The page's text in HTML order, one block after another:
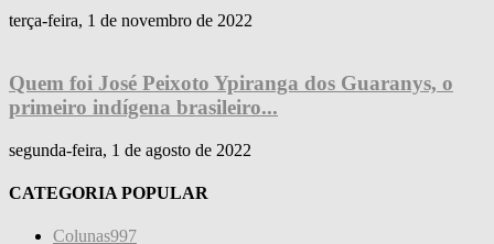
terça-feira, 1 de novembro de 2022
Quem foi José Peixoto Ypiranga dos Guaranys, o
primeiro indígena brasileiro...
segunda-feira, 1 de agosto de 2022
CATEGORIA POPULAR
Colunas997